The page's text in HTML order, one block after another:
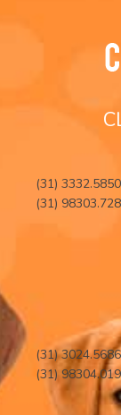
(31) 3332.5850
(31)
(31) 3024.5686
(31)